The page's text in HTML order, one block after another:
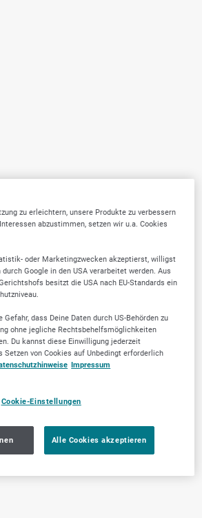
zu erleichtern, unsere Produkte zu verbessern
abzustimmen, setzen wir u.a. Cookies
oder Marketingzwecken akzeptierst, willigst
durch Google in den USA verarbeitet werden. Aus
besitzt die USA nach EU-Standards ein
dass Deine Daten durch US-Behörden zu
ohne jegliche Rechtsbehelfsmöglichkeiten
Du kannst diese Einwilligung jederzeit
Setzen von Cookies auf Unbedingt erforderlich
Impressum
Cookie-Einstellungen
Alle Cookies akzeptieren